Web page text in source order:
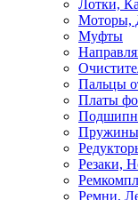
Лотки,
Моторы,
Муфты
Пальцы
Платы
Пружины
Резаки,
Ремни,